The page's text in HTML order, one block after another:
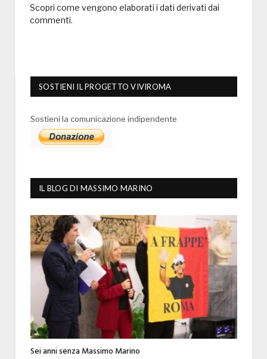
Scopri come vengono elaborati i dati derivati dai
commenti.
SOSTIENI IL PROGETTO VIVIROMA
Sostieni la comunicazione indipendente
IL BLOG DI MASSIMO MARINO
Sei anni senza Massimo Marino